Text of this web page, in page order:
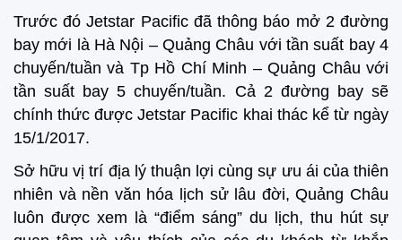
Trước đó Jetstar Pacific đã thông báo mở 2 đường
bay mới là Hà Nội – Quảng Châu với tần suất bay 4
chuyến/tuần và Tp Hồ Chí Minh – Quảng Châu với
tần suất bay 5 chuyến/tuần. Cả 2 đường bay sẽ
chính thức được Jetstar Pacific khai thác kể từ ngày
15/1/2017.
Sở hữu vị trí địa lý thuận lợi cùng sự ưu ái của thiên
nhiên và nền văn hóa lịch sử lâu đời, Quảng Châu
luôn được xem là “điểm sáng” du lịch, thu hút sự